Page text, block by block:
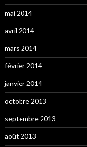
mai 2014
avril 2014
mars 2014
février 2014
janvier 2014
octobre 2013
septembre 2013
août 2013